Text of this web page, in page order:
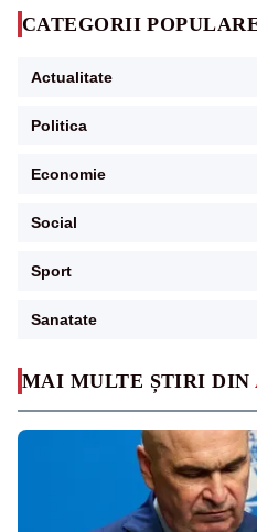
MAI MULTE ȘTIRI DIN
CATEGORII
Actualitate
Politica
Economie
Social
Sport
Sanatate